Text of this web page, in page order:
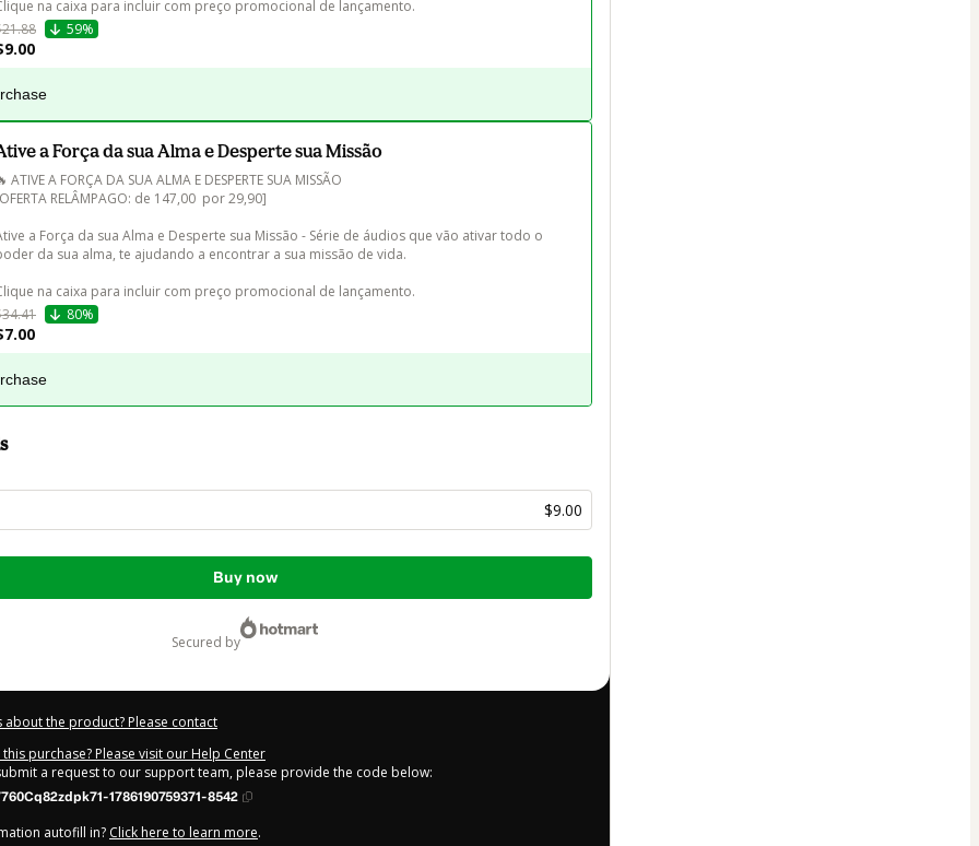
59%
a Força da sua Alma e Desperte sua Missão
ATIVE A FORÇA DA SUA ALMA E DESPERTE SUA MISSÃO
RELÂMPAGO: de 147,00  por 29,90]
a Força da sua Alma e Desperte sua Missão - Série de áudios que vão ativar todo o
da sua alma, te ajudando a encontrar a sua missão de vida.
80%
$9.00
Buy now
secured by
about the product? Please contact
purchase? Please visit our Help Center
a request to our support team, please provide the code below:
1786190759371-8542
autofill in? Click here to learn more.